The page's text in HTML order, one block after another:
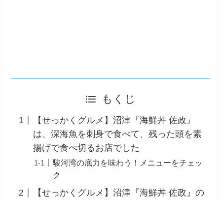
もくじ
【せっかくグルメ】沼津『海鮮丼 佐政』
は、深海魚を刺身で食べて、残った頭を素
揚げで食べ切るお店でした
駿河湾の底力を味わう！メニューをチェッ
ク
【せっかくグルメ】沼津『海鮮丼 佐政』の